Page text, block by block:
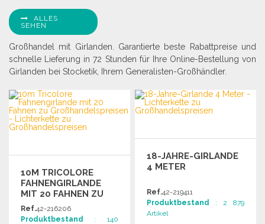
ALLES
SEHEN
Großhandel mit Girlanden. Garantierte beste Rabattpreise und
schnelle Lieferung in 72 Stunden für Ihre Online-Bestellung von
Girlanden bei Stocketik, Ihrem Generalisten-Großhändler.
10M TRICOLORE
FAHNENGIRLANDE
MIT 20 FAHNEN ZU
GROSSHANDELSPREISEN
Ref.42-216206
Produktbestand : 140
18-JAHRE-GIRLANDE
4 METER
Ref.42-219411
Produktbestand : 2 879
Artikel